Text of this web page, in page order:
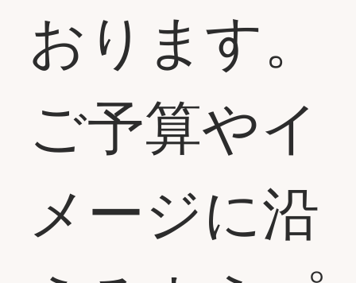
おります。
ご予算やイ
メージに沿